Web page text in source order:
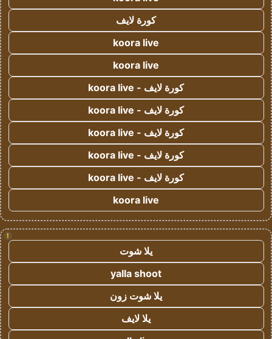
كورة لايف
koora live
koora live
كورة لايف - koora live
كورة لايف - koora live
كورة لايف - koora live
كورة لايف - koora live
كورة لايف - koora live
koora live
!
يلا شوت
yalla shoot
يلا شوت زون
يلا لايف